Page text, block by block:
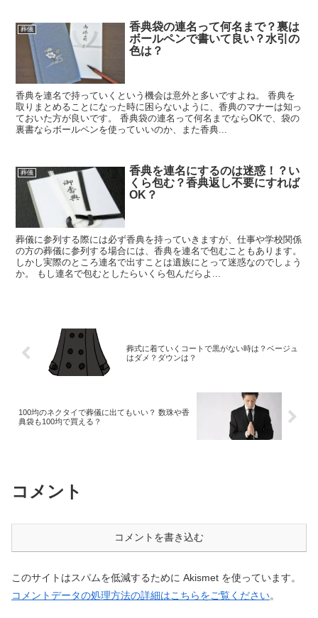
葬儀
香典袋の連名って何名まで？裏は
ボールペンで書いて良い？水引の
色は？
香典を連名で持っていくという機会は意外と多いですよね。 香典を
取りまとめることになった時に困らないように、香典のマナーは知っ
ておいた方が良いです。 香典袋の連名って何名までならOKで、袋の
裏書ならボールペンを使っていいのか、また香典...
葬儀
香典を連名にするのは迷惑！？い
くら包む？香典返し不要にすれば
OK？
葬儀に参列する際には必ず香典を持っていきますが、仕事や学校関係
の方の葬儀に参列する場合には、香典を連名で包むこともあります。
しかし実際のところ連名で出すことは遺族にとって迷惑なのでしょう
か。 もし連名で包むとしたらいくら包んだらよ...
葬式に着ていくコートで黒がない時は？ベージュ
はダメ？ダウンは？
100均のネクタイで葬儀に出てもいい？ 数珠や香
典袋も100均で買える？
コメント
コメントを書き込む
このサイトはスパムを低減するために Akismet を使っています。
コメントデータの処理方法の詳細はこちらをご覧ください。